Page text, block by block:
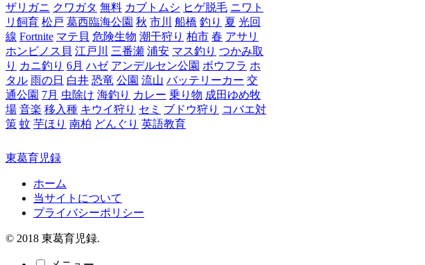
ザリガニ クワガタ 無料 カブトムシ ヒゲ脱毛 ニワト
リ飼育 松戸 葛西臨海公園 秋 市川 船橋 釣り 夏 光回
線 Fortnite マテ貝 危険生物 潮干狩り 柏市 春 アサリ
ホンビノス貝 江戸川 三番瀬 浦安 マス釣り つかみ取
り カニ釣り 6月 ハゼ アンデルセン公園 ボウフラ ホ
タル 雨の日 白井 恐竜 公園 流山 バッテリーカー 交
通公園 7月 虫除け 海釣り カレー 乗り物 成田ゆめ牧
場 音楽 移入種 キウイ狩り セミ ブドウ狩り コバエ対
策 蚊 芋ほり 南柏 どんぐり 英語教育
東葛育児録
ホーム
当サイトについて
プライバシーポリシー
© 2018 東葛育児録.